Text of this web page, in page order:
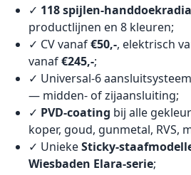
✓ 118 spijlen-
productlijnen en 8 kleuren;
✓ CV vanaf€50,-, elektrisch
vanaf€245,-;
✓ Universal-6
— midden- of zijaansluiting;
✓ PVD-coating bij alle
koper, goud, gunmetal, RVS,
✓ UniekeSticky-
Wiesbaden Elara-serie;